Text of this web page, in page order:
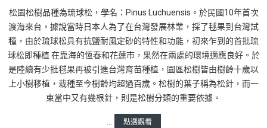
松園松樹品種為琉球松，學名：Pinus Luchuensis。於民國10年首次
渡海來台，據說當時日本人為了在台灣發展林業，採了毬果到台灣試
種，由於琉球松具有抗鹽耐風定砂的特性和功能，初來乍到的首批琉
球松即種植 在靠海的恆春和花蓮市，果然在兩處的環境適應良好。於
是陸續有少批毬果再被引進台灣育苗種植，園區松樹皆由樹齡十歲以
上小樹移植，栽種至今樹齡均超過百歲。松樹的葉子稱為松針，而一
束當中又有幾根針，則是松樹分類的重要依據。
... 點選觀看